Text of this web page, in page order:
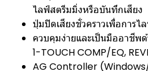
ไลฟ์สตรีมมิ่งหรือบันทึกเสียง
ปุ่มปิดเสียงชั่วคราวเพื่อการ
ควบคุมง่ายและเป็นมืออาชี
1-TOUCH COMP/EQ,
AG Controller